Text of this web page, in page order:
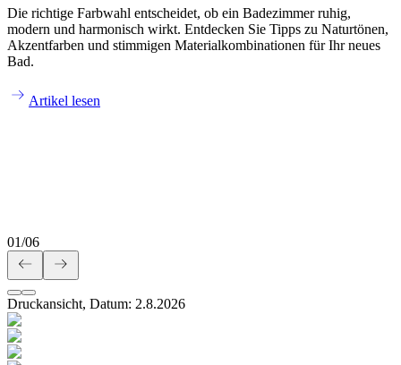
Die richtige Farbwahl entscheidet, ob ein Badezimmer ruhig,
modern und harmonisch wirkt. Entdecken Sie Tipps zu Naturtönen,
Akzentfarben und stimmigen Materialkombinationen für Ihr neues
Bad.
Artikel lesen
01/06
Druckansicht, Datum: 2.8.2026